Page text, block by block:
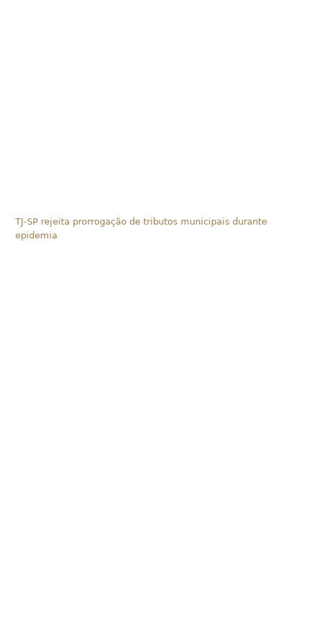
TJ-SP rejeita prorrogação de tributos municipais durante
epidemia